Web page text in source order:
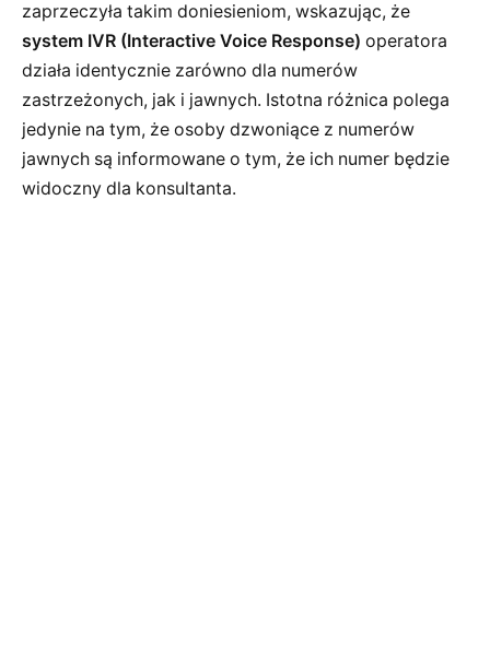
zaprzeczyła takim doniesieniom, wskazując, że
system IVR (Interactive Voice Response) operatora
działa identycznie zarówno dla numerów
zastrzeżonych, jak i jawnych. Istotna różnica polega
jedynie na tym, że osoby dzwoniące z numerów
jawnych są informowane o tym, że ich numer będzie
widoczny dla konsultanta.